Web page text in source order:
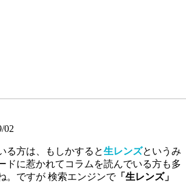
02
る方は、もしかすると生レンズというみ
ドに惹かれてコラムを読んでいる方も多
。ですが 検索エンジンで「生レンズ」